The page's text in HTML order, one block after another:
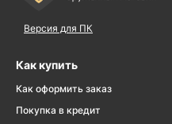
Версия для ПК
Как купить
Как оформить заказ
Покупка в кредит